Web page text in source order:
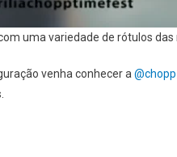
uma variedade de rótulos das
venha conhecer a